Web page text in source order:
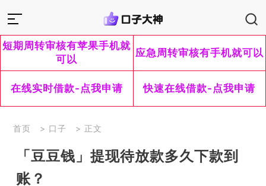
短期周转审核有苹果手机就
可以
应急周转审核有手机就可以
在线实时借款-点我申请 快速在线借款-点我申请
首页 > 口子 > 正文
「豆豆钱」提现待放款多久下款到
账？